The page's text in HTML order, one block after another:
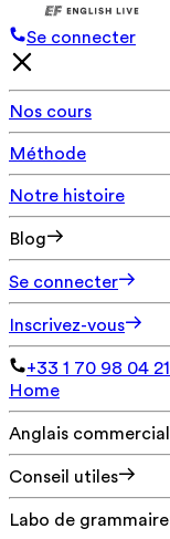
Se connecter
Nos cours
Méthode
Notre histoire
Blog
Se connecter
Inscrivez-vous
+33 1 70 98 04 21
Home
Anglais commercial
Conseil utiles
Labo de grammaire